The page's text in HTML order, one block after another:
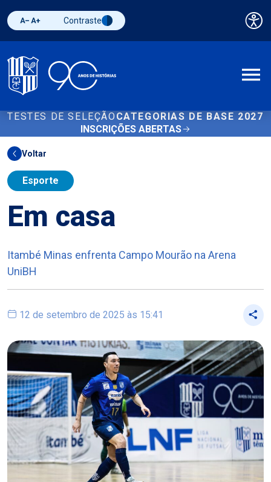
Diminuir fonte
Aumentar fonteAlternar contraste
Contraste
TESTES DE SELEÇÃO CATEGORIAS DE BASE 2027
INSCRIÇÕES ABERTAS
Voltar
Esporte
Em casa
Itambé Minas enfrenta Campo Mourão na Arena
UniBH
12 de setembro de 2025 às 15:41